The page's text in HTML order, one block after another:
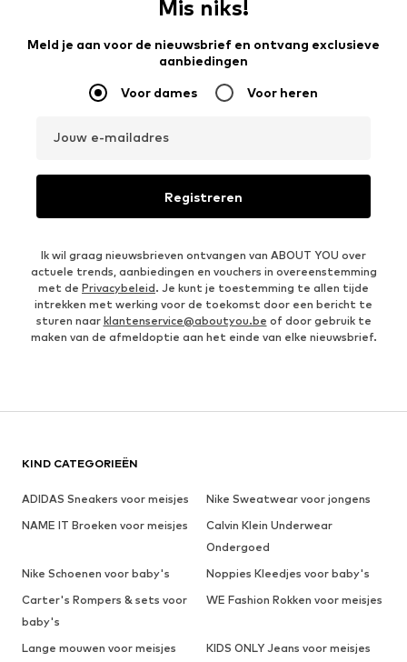
Mis niks!
Meld je aan voor de nieuwsbrief en ontvang exclusieve
aanbiedingen
Voor dames Voor heren
Jouw e-mailadres
Registreren
Ik wil graag nieuwsbrieven ontvangen van ABOUT YOU over
actuele trends, aanbiedingen en vouchers in overeenstemming
met de Privacybeleid. Je kunt je toestemming te allen tijde
intrekken met werking voor de toekomst door een bericht te
sturen naar klantenservice@aboutyou.be of door gebruik te
maken van de afmeldoptie aan het einde van elke nieuwsbrief.
KIND CATEGORIEËN
ADIDAS Sneakers voor meisjes
Nike Sweatwear voor jongens
NAME IT Broeken voor meisjes
Calvin Klein Underwear
Ondergoed
Nike Schoenen voor baby's
Noppies Kleedjes voor baby's
Carter's Rompers & sets voor
baby's
WE Fashion Rokken voor meisjes
Lange mouwen voor meisjes
KIDS ONLY Jeans voor meisjes